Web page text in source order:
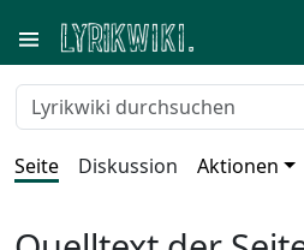
Seite Diskussion Aktionen